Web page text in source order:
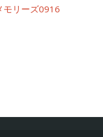
モリーズ0916